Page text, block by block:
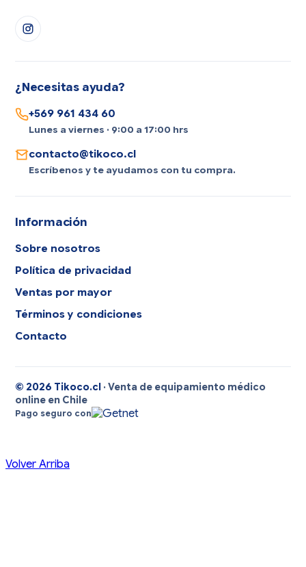
¿Necesitas ayuda?
+569 961 434 60
Lunes a viernes · 9:00 a 17:00 hrs
contacto@tikoco.cl
Escríbenos y te ayudamos con tu compra.
Información
Sobre nosotros
Política de privacidad
Ventas por mayor
Términos y condiciones
Contacto
© 2026 Tikoco.cl · Venta de equipamiento médico
online en Chile
Pago seguro con
Volver Arriba